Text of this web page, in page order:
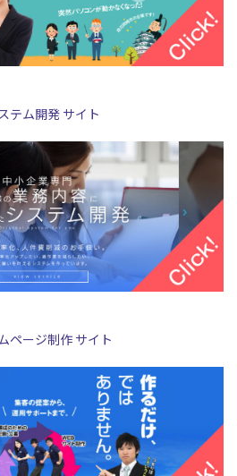
テム開発 サイト
ページ制作 サイト